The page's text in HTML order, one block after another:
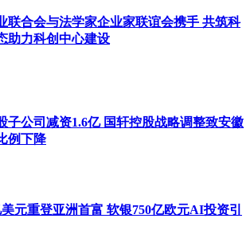
联合会与法学家企业家联谊会携手 共筑科
助力科创中心建设
子公司减资1.6亿 国轩控股战略调整致安徽
例下降
元重登亚洲首富 软银750亿欧元AI投资引